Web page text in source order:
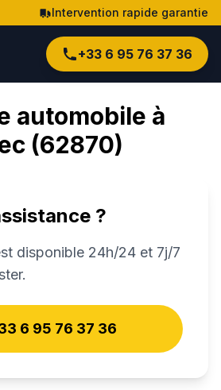
Intervention rapide garantie
+33 6 95 76 37 36
automobile à
(62870)
?
disponible 24h/24 et 7j/7
6 95 76 37 36